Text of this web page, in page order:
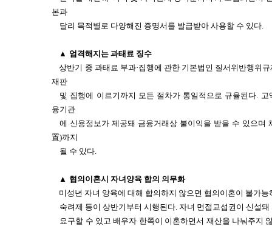
본과
달리 목적별로 다양해진 증명서를 발급받아 사용할 수 있다.
▲ 엄격해지는 과태료 징수
상반기 중 과태료 부과·집행에 관한 기본법인 질서위반행위
재판
및 집행에 이르기까지 모든 절차가 통일적으로 규율된다. 고
융기관
에 신용정보가 제공돼 금융거래상 불이익을 받을 수 있으며
置)까지
될 수 있다.
▲ 협의이혼시 자녀양육 합의 의무화
미성년 자녀 양육에 대해 합의하지 않으면 협의이혼이 불가
숙려제 등이 상반기부터 시행된다. 자녀 면접교섭권이 신설
요구할 수 있고 배우자 한쪽이 이혼하면서 재산을 나눠주지